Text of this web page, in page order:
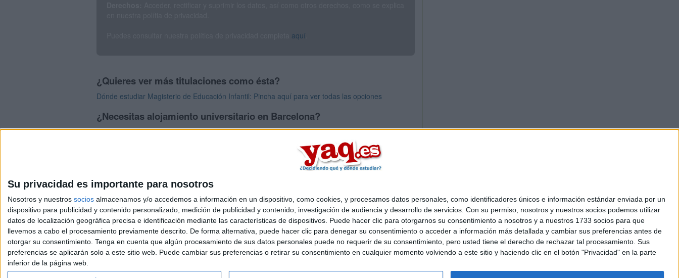
Su privacidad es importante para nosotros
Nosotros y nuestros socios almacenamos y/o accedemos a información en un dispositivo, como cookies, y procesamos datos personales, como identificadores únicos e información estándar enviada por un
dispositivo para publicidad y contenido personalizado, medición de publicidad y contenido, investigación de audiencia y desarrollo de servicios. Con su permiso, nosotros y nuestros socios podemos utilizar
datos de localización geográfica precisa e identificación mediante las características de dispositivos. Puede hacer clic para otorgarnos su consentimiento a nosotros y a nuestros 1733 socios para que
llevemos a cabo el procesamiento previamente descrito. De forma alternativa, puede hacer clic para denegar su consentimiento o acceder a información más detallada y cambiar sus preferencias antes de
otorgar su consentimiento. Tenga en cuenta que algún procesamiento de sus datos personales puede no requerir de su consentimiento, pero usted tiene el derecho de rechazar tal procesamiento. Sus
preferencias se aplicarán solo a este sitio web. Puede cambiar sus preferencias o retirar su consentimiento en cualquier momento volviendo a este sitio y haciendo clic en el botón "Privacidad" en la parte
inferior de la página web.
aquí
¿Quieres ver más titulaciones como ésta?
Dónde estudiar Magisterio de Educación Infantil: Pincha aquí para ver todas las opciones
¿Necesitas alojamiento universitario en Barcelona?
>> Residencias de estudiantes y colegios mayores en Barcelona
Quiénes somos|Contactar|Anúnciate
Aviso legal|Politica de privacidad|Condiciones generales|Política de cookies
© 2003-2026Compás Mediterráneo S.L.- Diego de León 47 - 28006 Madrid [ESPAÑA] - Tel. +34 91 593 2767